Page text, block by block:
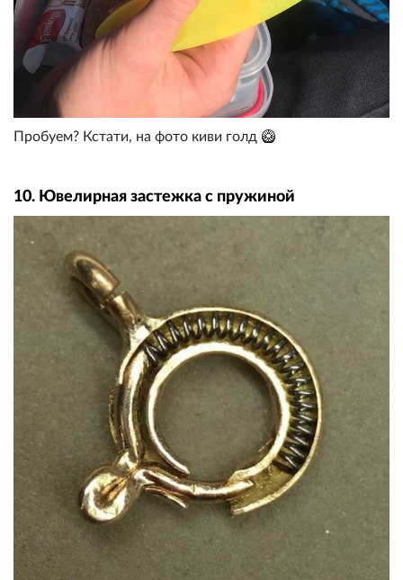
Пробуем? Кстати, на фото киви голд 🥝
10. Ювелирная застежка с пружиной